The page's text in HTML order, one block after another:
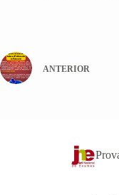
ANTERIOR